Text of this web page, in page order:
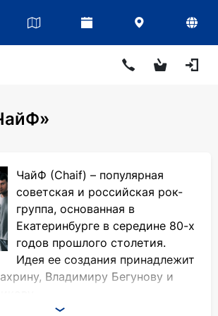
ЧайФ (Chaif) – популярная
советская и российская рок-
группа, основанная в
Екатеринбурге в середине 80-х
годов прошлого столетия.
Идея ее создания принадлежит
Владимиру Бегунову и